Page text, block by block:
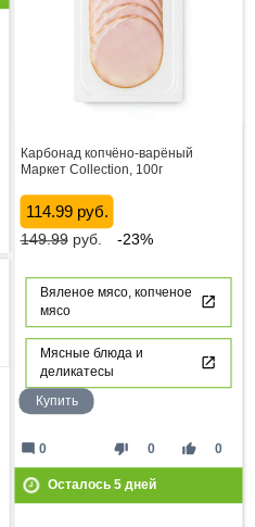
Карбонад копчёно-варёный
Маркет Collection, 100г
114.99 руб.
149.99руб. -23%
Вяленое мясо, копченое
мясо
Мясные блюда и
деликатесы
Купить
thumb_down 0 thumb_up 0
mode_comment 0
Осталось 5дней